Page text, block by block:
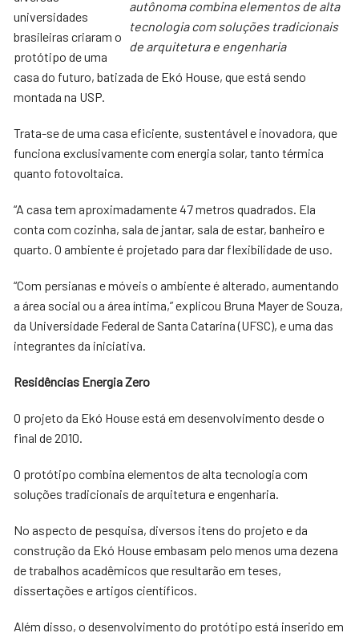
autônoma combina elementos de alta
tecnologia com soluções tradicionais
de arquitetura e engenharia
universidades
brasileiras criaram o
protótipo de uma
casa do futuro, batizada de Ekó House, que está sendo
montada na USP.
Trata-se de uma casa eficiente, sustentável e inovadora, que
funciona exclusivamente com energia solar, tanto térmica
quanto fotovoltaica.
“A casa tem aproximadamente 47 metros quadrados. Ela
conta com cozinha, sala de jantar, sala de estar, banheiro e
quarto. O ambiente é projetado para dar flexibilidade de uso.
“Com persianas e móveis o ambiente é alterado, aumentando
a área social ou a área íntima,” explicou Bruna Mayer de Souza,
da Universidade Federal de Santa Catarina (UFSC), e uma das
integrantes da iniciativa.
Residências Energia Zero
O projeto da Ekó House está em desenvolvimento desde o
final de 2010.
O protótipo combina elementos de alta tecnologia com
soluções tradicionais de arquitetura e engenharia.
No aspecto de pesquisa, diversos itens do projeto e da
construção da Ekó House embasam pelo menos uma dezena
de trabalhos acadêmicos que resultarão em teses,
dissertações e artigos científicos.
Além disso, o desenvolvimento do protótipo está inserido em